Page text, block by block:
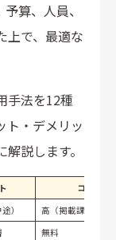
算、人員、
上で、最適な
手法を12種
ト・デメリッ
説します。
コスト感
）
高（掲載課金型）
無料